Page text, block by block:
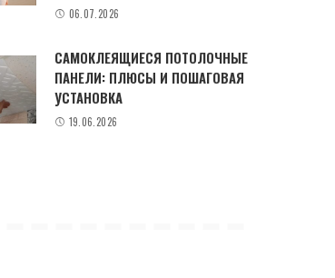
06.07.2026
САМОКЛЕЯЩИЕСЯ ПОТОЛОЧНЫЕ
ПАНЕЛИ: ПЛЮСЫ И ПОШАГОВАЯ
УСТАНОВКА
19.06.2026